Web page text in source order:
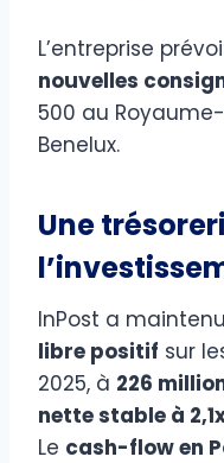
L’entreprise
nouvelles
500 au
Benelux.
Une
InPost a
libre positif sur
2025, à 226
nette stable à 2,1x
Le cash-flow en